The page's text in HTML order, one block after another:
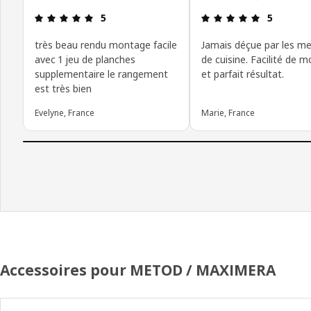
Avis: 5 sur 5 étoiles
5
très beau rendu montage facile
avec 1 jeu de planches
supplementaire le rangement
est très bien
Evelyne, France
Avis: 5 sur
5
Jamais déçue par les
de cuisine. Facilité de
et parfait résultat.
Marie, France
Accessoires pour METOD / MAXIMERA